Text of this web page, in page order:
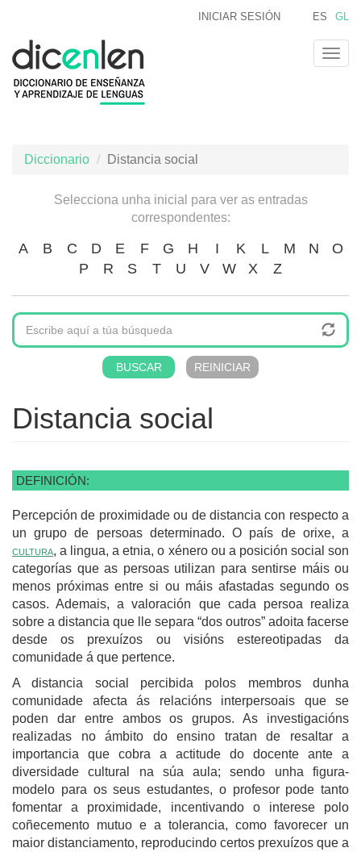
contido
principal
ES GL
INICIAR SESIÓN
Diccionario Distancia social
Selecciona unha inicial para ver as entradas
correspondentes:
A B C D E F G H I K L M N
O
P
R S T U V W X Z
Distancia social
DEFINICIÓN:
Percepción de proximidade ou de distancia con respecto a
un grupo de persoas determinado. O país de orixe, a
cultura, a lingua, a etnia, o xénero ou a posición social son
categorías que as persoas utilizan para sentirse máis ou
menos próximas entre si ou máis afastadas segundo os
casos. Ademais, a valoración que cada persoa realiza
sobre a distancia que lle separa “dos outros” adoita facerse
desde os prexuízos ou visións estereotipadas da
comunidade á que pertence.
A distancia social percibida polos membros dunha
comunidade afecta ás relacións interpersoais que se
poden dar entre ambos os grupos. As investigacións
realizadas no ámbito do ensino tratan de resaltar a
importancia que cobra a actitude do docente ante a
diversidade cultural na súa aula; sendo unha figura-
modelo para os seus estudantes, o profesor pode tanto
fomentar a proximidade, incentivando o interese polo
coñecemento mutuo e a tolerancia, como favorecer un
maior distanciamento, reproducindo certos prexuízos que a